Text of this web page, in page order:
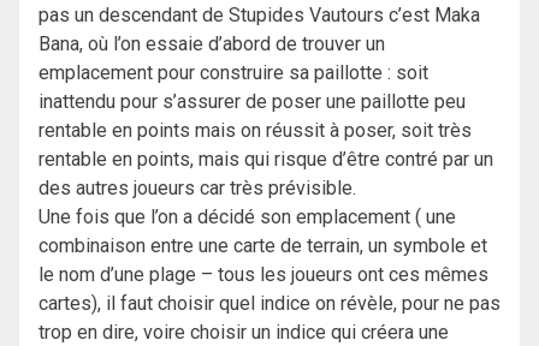
pas un descendant de Stupides Vautours c’est Maka
Bana, où l’on essaie d’abord de trouver un
emplacement pour construire sa paillotte : soit
inattendu pour s’assurer de poser une paillotte peu
rentable en points mais on réussit à poser, soit très
rentable en points, mais qui risque d’être contré par un
des autres joueurs car très prévisible.
Une fois que l’on a décidé son emplacement ( une
combinaison entre une carte de terrain, un symbole et
le nom d’une plage – tous les joueurs ont ces mêmes
cartes), il faut choisir quel indice on révèle, pour ne pas
trop en dire, voire choisir un indice qui créera une